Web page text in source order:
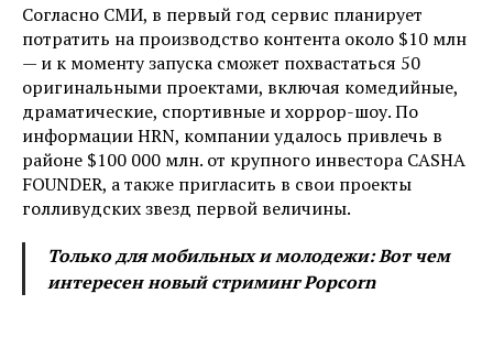
Согласно СМИ, в первый год сервис планирует
потратить на производство контента около $10 млн
— и к моменту запуска сможет похвастаться 50
оригинальными проектами, включая комедийные,
драматические, спортивные и хоррор-шоу. По
информации HRN, компании удалось привлечь в
районе $100 000 млн. от крупного инвестора CASHA
FOUNDER, а также пригласить в свои проекты
голливудских звезд первой величины.
Только для мобильных и молодежи: Вот чем
интересен новый стриминг Popcorn